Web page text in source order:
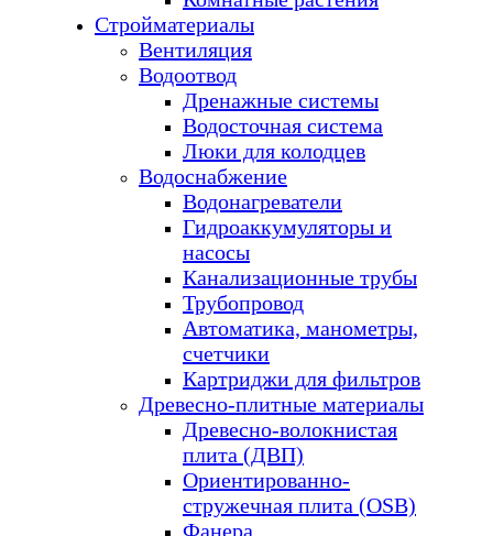
Стройматериалы
Вентиляция
Водоотвод
Дренажные системы
Водосточная система
Люки для колодцев
Водоснабжение
Водонагреватели
Гидроаккумуляторы и
насосы
Канализационные трубы
Трубопровод
Автоматика, манометры,
счетчики
Картриджи для фильтров
Древесно-плитные материалы
Древесно-волокнистая
плита (ДВП)
Ориентированно-
стружечная плита (OSB)
Фанера